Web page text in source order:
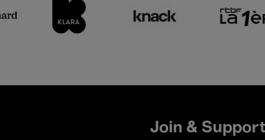
Join & Support